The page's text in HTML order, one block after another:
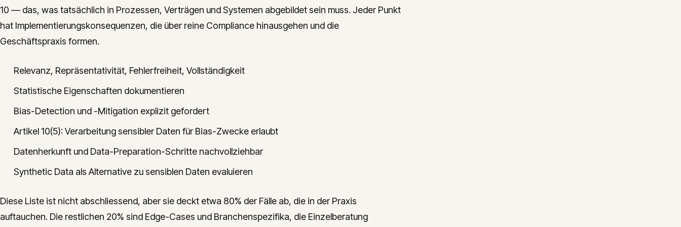
10 — das, was tatsächlich in Prozessen, Verträgen und Systemen abgebildet sein muss. Jeder Punkt
hat Implementierungskonsequenzen, die über reine Compliance hinausgehen und die
Geschäftspraxis formen.
Relevanz, Repräsentativität, Fehlerfreiheit, Vollständigkeit
Statistische Eigenschaften dokumentieren
Bias-Detection und -Mitigation explizit gefordert
Artikel 10(5): Verarbeitung sensibler Daten für Bias-Zwecke erlaubt
Datenherkunft und Data-Preparation-Schritte nachvollziehbar
Synthetic Data als Alternative zu sensiblen Daten evaluieren
Diese Liste ist nicht abschliessend, aber sie deckt etwa 80% der Fälle ab, die in der Praxis
auftauchen. Die restlichen 20% sind Edge-Cases und Branchenspezifika, die Einzelberatung